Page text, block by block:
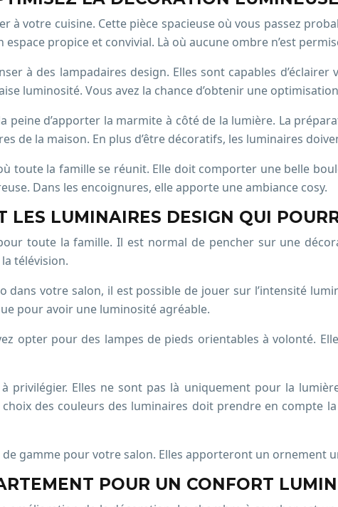
à votre cuisine. Cette pièce spacieuse où vous passez
propice et convivial. Là où aucune ombre n’est
à des lampadaires design. Elles sont capables
luminosité. Vous avez la chance d’obtenir une
peine d’apporter la marmite à côté de la lumière. La
de la maison. En plus d’être décoratifs, les luminaires
toute la famille se réunit. Elle doit comporter une belle
Dans les encoignures, elle apporte une ambiance cosy.
LES LUMINAIRES DESIGN QUI
toute la famille. Il est normal de pencher sur une
télévision.
dans votre salon, il est possible de jouer sur l’intensité
pour avoir une luminosité agréable.
opter pour des lampes de pieds orientables à volonté.
privilégier. Elles ne sont pas là uniquement pour la
des couleurs des luminaires doit prendre en compte
gamme pour votre salon. Elles apporteront un ornement
POUR UN CONFORT